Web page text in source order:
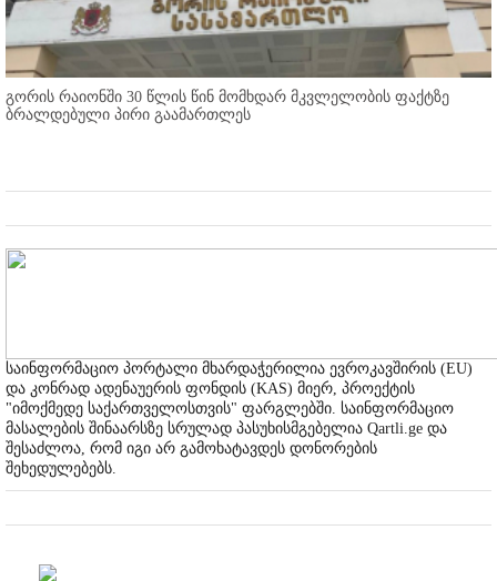
გორის რაიონში 30 წლის წინ მომხდარ მკვლელობის ფაქტზე
ბრალდებული პირი გაამართლეს
საინფორმაციო პორტალი მხარდაჭერილია ევროკავშირის (EU)
და კონრად ადენაუერის ფონდის (KAS) მიერ, პროექტის
"იმოქმედე საქართველოსთვის" ფარგლებში. საინფორმაციო
მასალების შინაარსზე სრულად პასუხისმგებელია Qartli.ge და
შესაძლოა, რომ იგი არ გამოხატავდეს დონორების
შეხედულებებს.